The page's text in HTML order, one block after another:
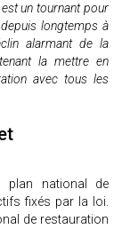
un tournant pour
longtemps à
alarmant de la
la mettre en
avec tous les
plan national de
fixés par la loi.
de restauration